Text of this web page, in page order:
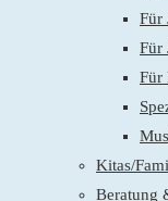
Für
Für
Für
Kitas/
Beratung